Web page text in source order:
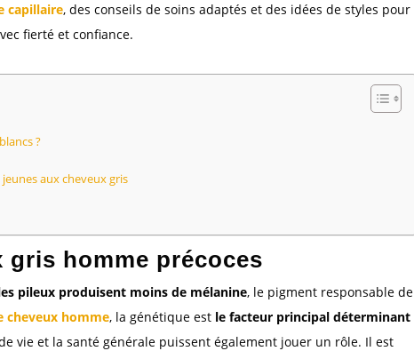
capillaire, des conseils de soins adaptés et des idées de styles pour
fierté et confiance.
?
aux cheveux gris
gris homme précoces
pileux produisent moins de mélanine, le pigment responsable de
cheveux homme, la génétique est le facteur principal déterminant
vie et la santé générale puissent également jouer un rôle. Il est